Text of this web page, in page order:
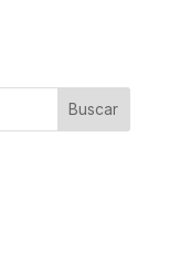
Buscar